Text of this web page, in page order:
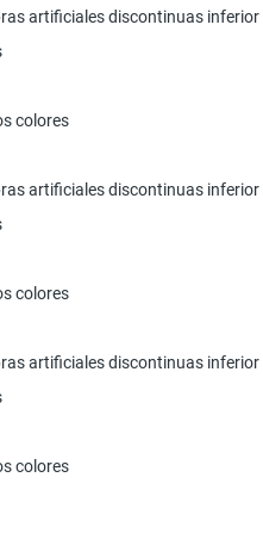
artificiales discontinuas
colores
artificiales discontinuas
colores
artificiales discontinuas
colores